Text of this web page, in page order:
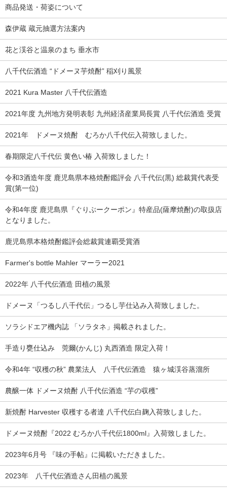
商品発送・荷姿について
森伊蔵 蔵元抽選方法案内
花と渓谷と温泉のまち 垂水市
八千代伝酒造 “ドメーヌ芋焼酎” 稲刈り風景
2021 Kura Master 八千代伝酒造
2021年度 九州地方発明表彰 九州経済産業局長賞 八千代伝酒造 受賞
2021年 ドメーヌ焼酎 むろか八千代伝入荷致しました。
春期限定八千代伝 黄色い椿 入荷致しました！
令和3酒造年度 鹿児島県本格焼酎鑑評会 八千代伝(黒) 総裁賞代表受
賞(第一位)
令和4年度 鹿児島県『ぐりぶークーポン』特産品(薩摩焼酎)の取扱店
となりました。
鹿児島県本格焼酎鑑評会総裁賞連覇受賞酒
Farmer's bottle Mahler マーラー2021
2022年 八千代伝酒造 田植の風景
ドメーヌ「つるし八千代伝」つるし芋仕込み入荷致しました。
ソラシドエア機内誌 「ソラタネ」掲載されました。
手造り甕仕込み 莞爾(かんじ) 丸西酒造 限定入荷！
令和4年 “収穫の秋” 農業法人 八千代伝酒造 猿ヶ城渓谷蒸溜所
農醸一体 ドメーヌ焼酎 八千代伝酒造 “芋の収穫”
新焼酎 Harvester 収穫する者達 八千代伝白麹入荷致しました。
ドメーヌ焼酎『2022 むろか八千代伝1800ml』入荷致しました。
2023年6月号 『味の手帖』に掲載いただきました。
2023年 八千代伝酒造さん田植の風景